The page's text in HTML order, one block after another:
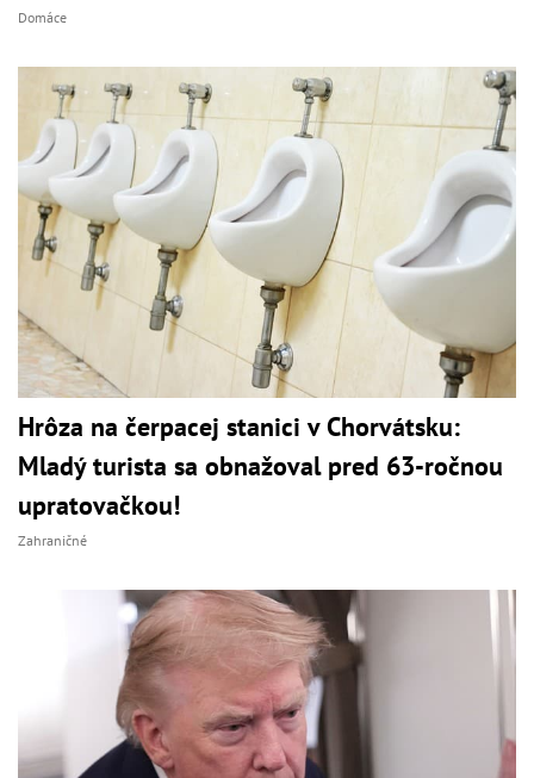
Domáce
Hrôza na čerpacej stanici v Chorvátsku:
Mladý turista sa obnažoval pred 63-ročnou
upratovačkou!
Zahraničné